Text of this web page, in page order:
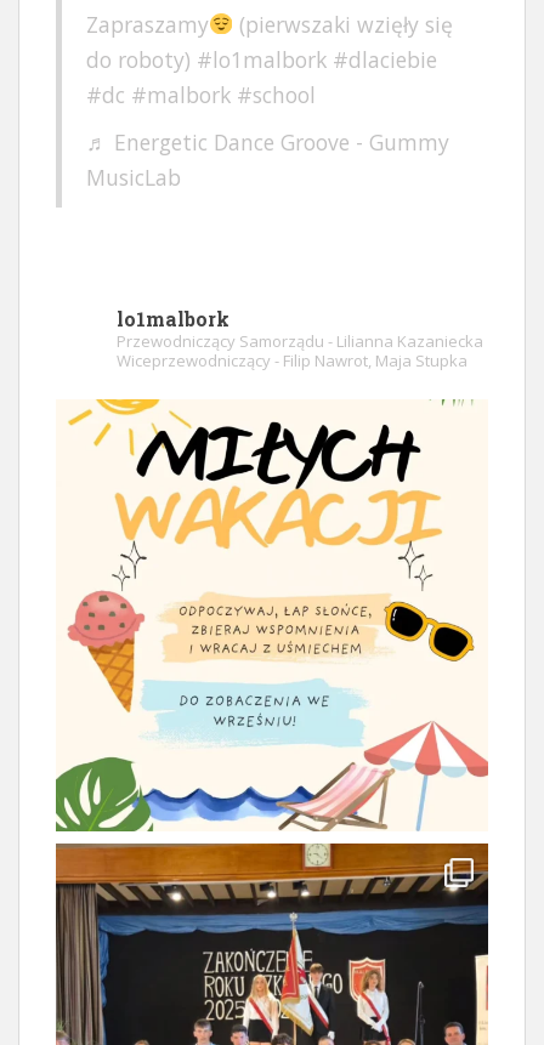
Zapraszamy
(pierwszaki wzięły się
do roboty) #lo1malbork #dlaciebie
#dc #malbork #school
♬ Energetic Dance Groove - Gummy
MusicLab
lo1malbork
Przewodniczący Samorządu - Lilianna Kazaniecka
Wiceprzewodniczący - Filip Nawrot, Maja Stupka